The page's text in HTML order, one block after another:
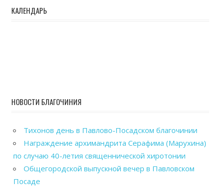
КАЛЕНДАРЬ
НОВОСТИ БЛАГОЧИНИЯ
Тихонов день в Павлово-Посадском благочинии
Награждение архимандрита Серафима (Марухина)
по случаю 40-летия священнической хиротонии
Общегородской выпускной вечер в Павловском
Посаде